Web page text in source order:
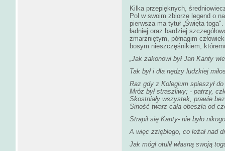
Kilka przepięknych,
Pol w swoim zbiorze legend o
pierwsza ma tytuł „Święta
ładniej oraz bardziej
zmarzniętym, półnagim
bosym nieszczęśnikiem,
„Jak zakonowi był Jan Kanty
Tak był i dla nędzy ludzkiej
Raz gdy z Kolegium spieszył do
Mróz był straszliwy; - patrzy,
Skostniały wszystek, prawie
Siność twarz całą obeszła od
Strapił się Kanty- nie było
A więc zziębłego, co leżał nad
Jak mógł otulił własną swoją